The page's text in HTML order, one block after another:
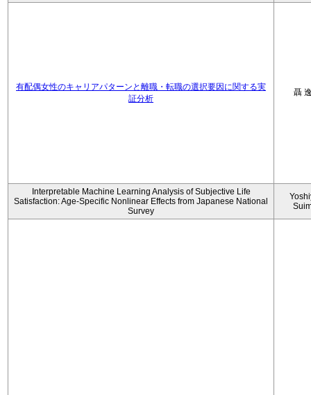
有配偶女性のキャリアパターンと離職・転職の選択要因に関する実
証分析
聶
Interpretable Machine Learning Analysis of Subjective Life
Satisfaction: Age-Specific Nonlinear Effects from Japanese National
Survey